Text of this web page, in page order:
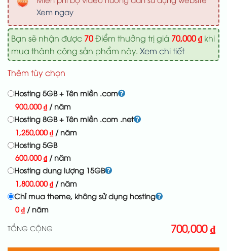
Xem ngay
Bạn sẽ nhận được 70Điểm thưởng trị giá 70,000₫khi
mua thành công sản phẩm này. Xem chi tiết
Thêm tùy chọn
Hosting 5GB + Tên miền .com
900,000₫ / năm
Hosting 8GB + Tên miền .com .net
1,250,000₫ / năm
Hosting 5GB
600,000₫ / năm
Hosting dung lượng 15GB
1,800,000₫ / năm
Chỉ mua theme, không sử dụng hosting
0₫ / năm
TỔNG CỘNG
700,000₫